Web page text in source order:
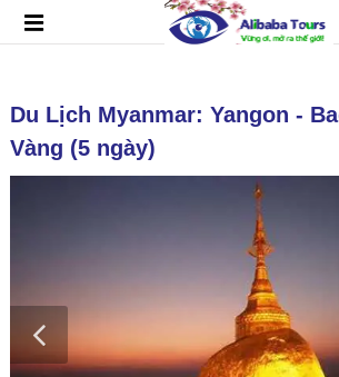
Du Lịch Myanmar: Yangon -
Vàng (5 ngày)